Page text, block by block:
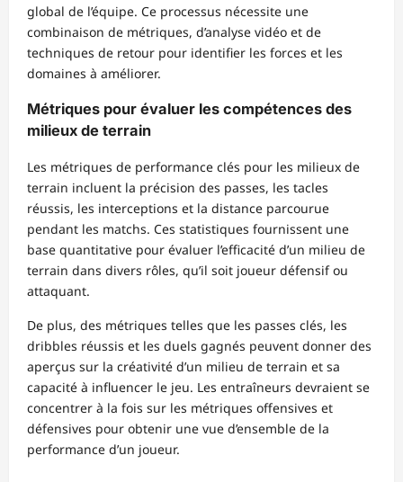
global de l’équipe. Ce processus nécessite une
combinaison de métriques, d’analyse vidéo et de
techniques de retour pour identifier les forces et les
domaines à améliorer.
Métriques pour évaluer les compétences des
milieux de terrain
Les métriques de performance clés pour les milieux de
terrain incluent la précision des passes, les tacles
réussis, les interceptions et la distance parcourue
pendant les matchs. Ces statistiques fournissent une
base quantitative pour évaluer l’efficacité d’un milieu de
terrain dans divers rôles, qu’il soit joueur défensif ou
attaquant.
De plus, des métriques telles que les passes clés, les
dribbles réussis et les duels gagnés peuvent donner des
aperçus sur la créativité d’un milieu de terrain et sa
capacité à influencer le jeu. Les entraîneurs devraient se
concentrer à la fois sur les métriques offensives et
défensives pour obtenir une vue d’ensemble de la
performance d’un joueur.